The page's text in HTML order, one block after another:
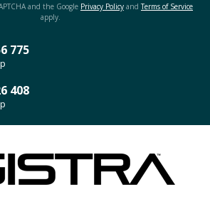
and the Google Privacy Policy andTerms of Service
apply.
775
408